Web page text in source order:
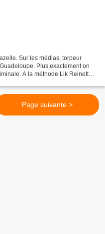
torpeur
Plus exactement on
A la méthode Lik Reinette
Page suivante >